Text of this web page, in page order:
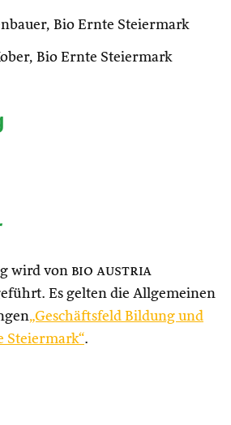
Bio Ernte Steiermark
Bio Ernte Steiermark
wird von bio austria
Es gelten die Allgemeinen
„Geschäftsfeld Bildung und
Steiermark“.